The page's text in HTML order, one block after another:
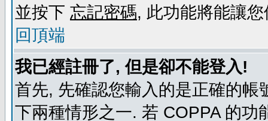
並按下 忘記密碼, 此功能將能讓
回頂端
我已經註冊了, 但是卻不能登入!
首先, 先確認您輸入的是正確的
下兩種情形之一. 若 COPPA 的